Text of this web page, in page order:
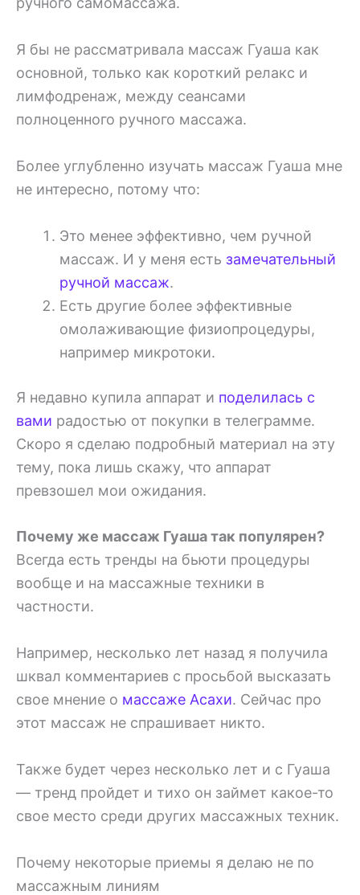
Я бы не рассматривала массаж Гуаша как
основной, только как короткий релакс и
лимфодренаж, между сеансами
полноценного ручного массажа.
Более углубленно изучать массаж Гуаша мне
не интересно, потому что:
Это менее эффективно, чем ручной
массаж. И у меня есть замечательный
ручной массаж.
Есть другие более эффективные
омолаживающие физиопроцедуры,
например микротоки.
Я недавно купила аппарат и поделилась с
вами радостью от покупки в телеграмме.
Скоро я сделаю подробный материал на эту
тему, пока лишь скажу, что аппарат
превзошел мои ожидания.
Почему же массаж Гуаша так популярен?
Всегда есть тренды на бьюти процедуры
вообще и на массажные техники в
частности.
Например, несколько лет назад я получила
шквал комментариев с просьбой высказать
свое мнение о массаже Асахи. Сейчас про
этот массаж не спрашивает никто.
Также будет через несколько лет и с Гуаша
— тренд пройдет и тихо он займет какое-то
свое место среди других массажных техник.
Почему некоторые приемы я делаю не по
массажным линиям